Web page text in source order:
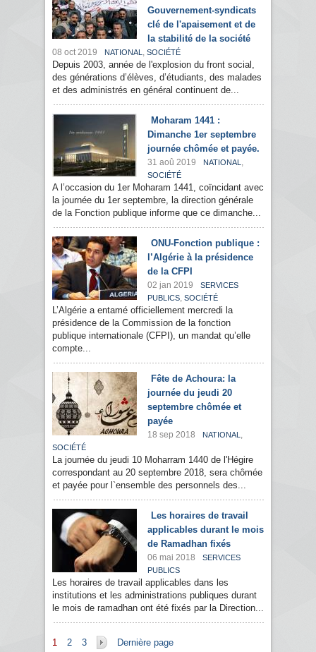
Gouvernement-syndicats
clé de l'apaisement et de
la stabilité de la société
08 oct 2019 NATIONAL , SOCIÉTÉ
Depuis 2003, année de l'explosion du front social,
des générations d’élèves, d’étudiants, des malades
et des administrés en général continuent de...
Moharam 1441 :
Dimanche 1er septembre
journée chômée et payée.
31 aoû 2019 NATIONAL ,
SOCIÉTÉ
A l’occasion du 1er Moharam 1441, coïncidant avec
la journée du 1er septembre, la direction générale
de la Fonction publique informe que ce dimanche...
ONU-Fonction publique :
l’Algérie à la présidence
de la CFPI
02 jan 2019
SERVICES
PUBLICS, SOCIÉTÉ
L’Algérie a entamé officiellement mercredi la
présidence de la Commission de la fonction
publique internationale (CFPI), un mandat qu’elle
compte...
Fête de Achoura: la
journée du jeudi 20
septembre chômée et
payée
18 sep 2018 NATIONAL ,
SOCIÉTÉ
La journée du jeudi 10 Moharram 1440 de l'Hégire
correspondant au 20 septembre 2018, sera chômée
et payée pour l`ensemble des personnels des...
Les horaires de travail
applicables durant le mois
de Ramadhan fixés
06 mai 2018
SERVICES
PUBLICS
Les horaires de travail applicables dans les
institutions et les administrations publiques durant
le mois de ramadhan ont été fixés par la Direction...
Pages
1 2 3 Dernière page